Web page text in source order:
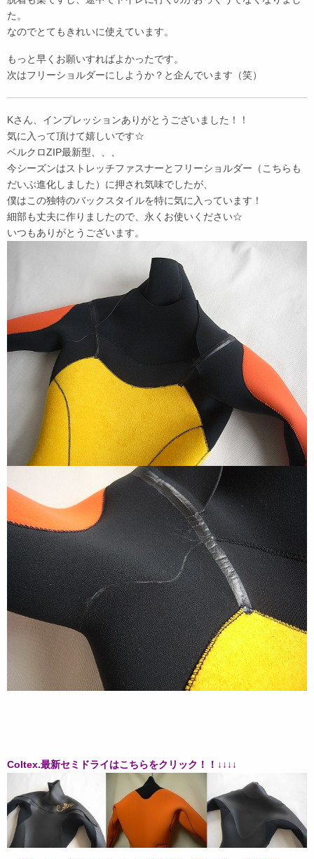
た。
なのでとてもきれいに使えています。
もっと早くお願いすればよかったです。
次はフリーショルダーにしようか？と企んでいます（笑）
Kさん、インプレッションありがとうございました！！
気に入って頂けて嬉しいです☆
ベルクロZIP最新型、、、
今シーズンはストレッチファスナーとフリーショルダー（こちらも
だいぶ進化しました）に押され気味でしたが、
僕はこの独特のバックスタイルを特に気に入っています！
細部も丈夫に作りましたので、永くお使いください☆
いつもありがとうございます。
Coltex.最新セミドライはこちらをクリック！！↓↓↓↓